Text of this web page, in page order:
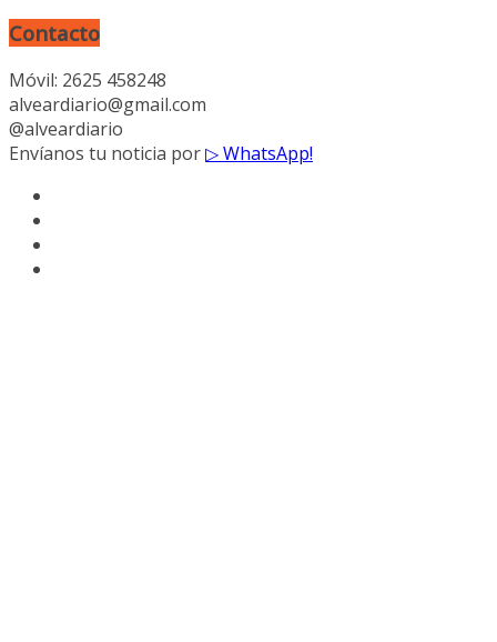
Contacto
Móvil: 2625 458248
alveardiario@gmail.com
@alveardiario
Envíanos tu noticia por▷ WhatsApp!